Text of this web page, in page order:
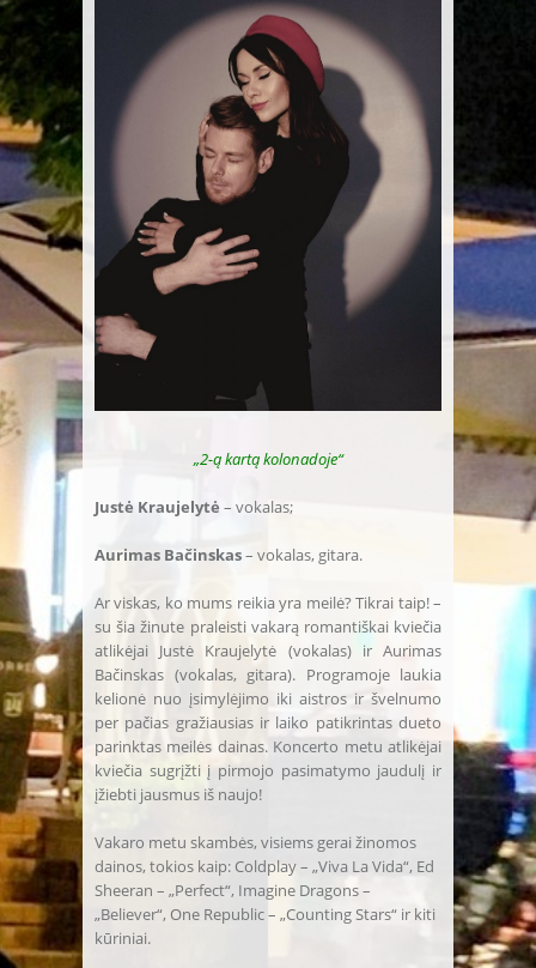
„2-ą kartą kolonadoje“
Justė Kraujelytė – vokalas;
Aurimas Bačinskas– vokalas, gitara.
Ar viskas, ko mums reikia yra meilė? Tikrai taip! –
su šia žinute praleisti vakarą romantiškai kviečia
atlikėjai Justė Kraujelytė (vokalas) ir Aurimas
Bačinskas (vokalas, gitara). Programoje laukia
kelionė nuo įsimylėjimo iki aistros ir švelnumo
per pačias gražiausias ir laiko patikrintas dueto
parinktas meilės dainas. Koncerto metu atlikėjai
kviečia sugrįžti į pirmojo pasimatymo jaudulį ir
įžiebti jausmus iš naujo!
Vakaro metu skambės, visiems gerai žinomos
dainos, tokios kaip: Coldplay – „Viva La Vida“, Ed
Sheeran – „Perfect“, Imagine Dragons –
„Believer“, One Republic – „Counting Stars“ ir kiti
kūriniai.